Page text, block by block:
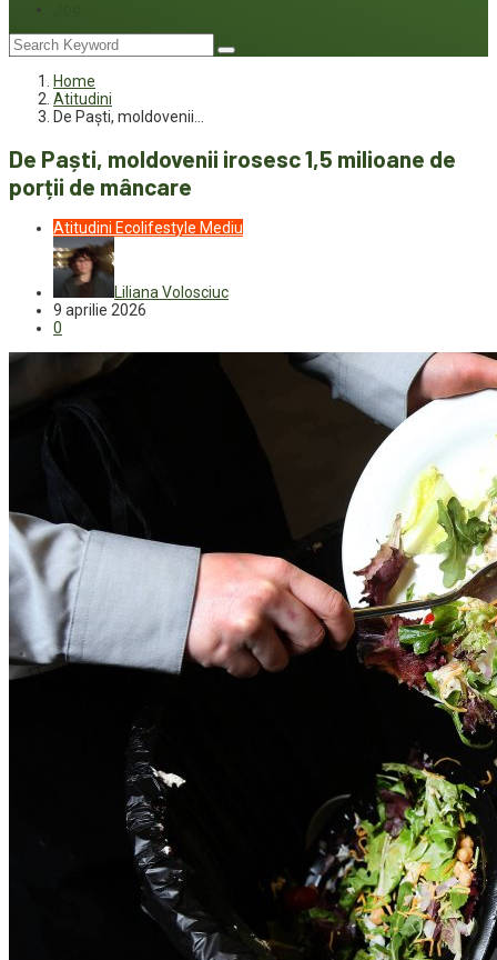
Home
Atitudini
De Paști, moldovenii…
De Paști, moldovenii irosesc 1,5 milioane de
porții de mâncare
Atitudini Ecolifestyle Mediu
Liliana Volosciuc
9 aprilie 2026
0